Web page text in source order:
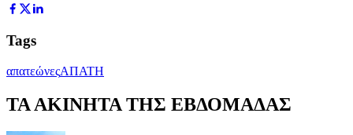
Tags
απατεώνεςΑΠΑΤΗ
ΤΑ ΑΚΙΝΗΤΑ ΤΗΣ ΕΒΔΟΜΑΔΑΣ